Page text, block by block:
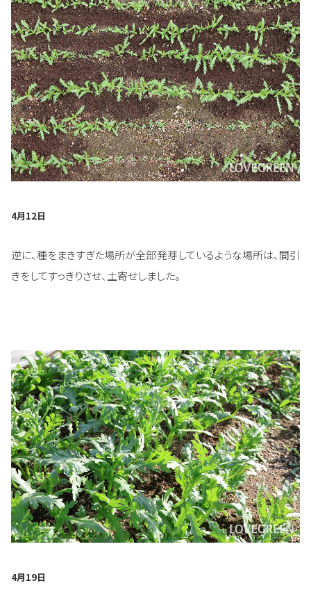
4月12日
逆に、種をまきすぎた場所が全部発芽しているような場所は、間引
きをしてすっきりさせ、土寄せしました。
4月19日